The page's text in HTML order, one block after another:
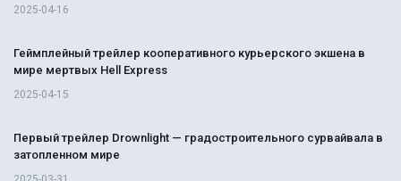
2025-04-16
Геймплейный трейлер кооперативного курьерского экшена в
мире мертвых Hell Express
2025-04-15
Первый трейлер Drownlight — градостроительного сурвайвала в
затопленном мире